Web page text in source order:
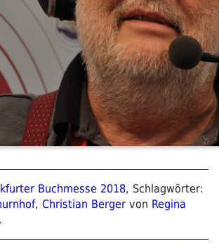
Buchmesse 2018, Schlagwörter:
, Christian Berger von Regina
.